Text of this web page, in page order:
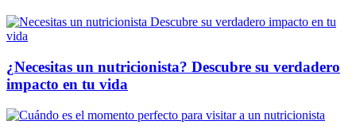
¿Necesitas un nutricionista? Descubre su verdadero
impacto en tu vida